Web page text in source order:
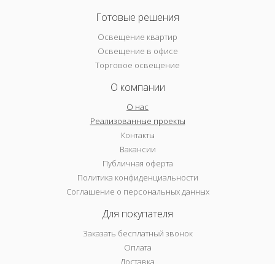
Готовые решения
Освещение квартир
Освещение в офисе
Торговое освещение
О компании
О нас
Реализованные проекты
Контакты
Вакансии
Публичная оферта
Политика конфиденциальности
Соглашение о персональных данных
Для покупателя
Заказать бесплатный звонок
Оплата
Доставка